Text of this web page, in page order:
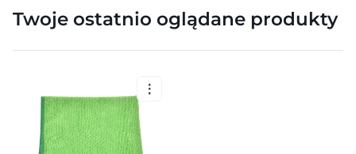
Twoje ostatnio oglądane produkty